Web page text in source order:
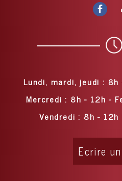
Lundi, mardi, jeudi :
Mercredi : 8h - 12h -
Vendredi : 8h -
Ecrire